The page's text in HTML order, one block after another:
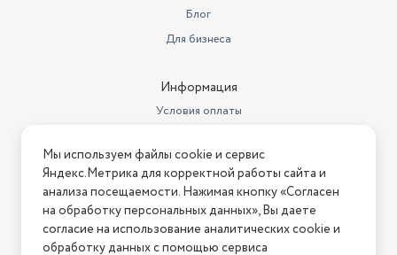
1
Блог
Для бизнеса
Информация
Условия оплаты
Условия возврата
Нашли ошибку на сайте? Напишите нам
2026 © Интернет-магазин "АстМаркет". У нас есть всё!
Мы используем файлы cookie и сервис
Яндекс.Метрика для корректной работы сайта и
анализа посещаемости. Нажимая кнопку «Согласен
на обработку персональных данных», Вы даете
согласие на использование аналитических cookie и
обработку данных с помощью сервиса